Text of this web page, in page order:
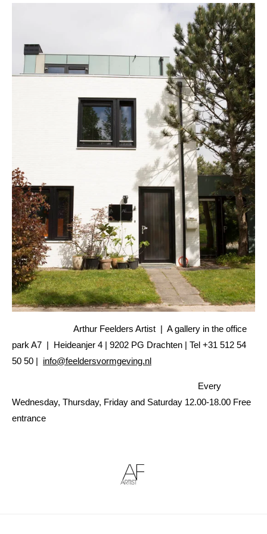
Arthur Feelders Artist | A gallery in the office
park A7 | Heideanjer 4 | 9202 PG Drachten | Tel +31 512 54
50 50 | info@feeldersvormgeving.nl
Every
Wednesday, Thursday, Friday and Saturday 12.00-18.00 Free
entrance